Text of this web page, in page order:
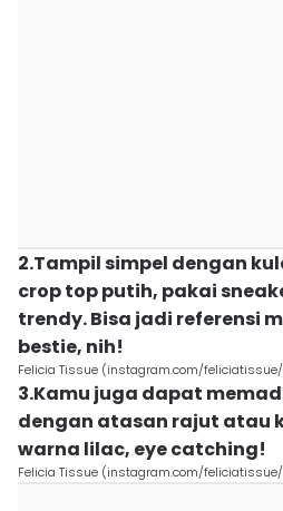
2.Tampil simpel dengan
crop top putih, pakai
trendy. Bisa jadi referensi
bestie, nih!
Felicia Tissue (instagram.com/
3.Kamu juga dapat
dengan atasan rajut atau
warna lilac, eye catching!
Felicia Tissue (instagram.com/